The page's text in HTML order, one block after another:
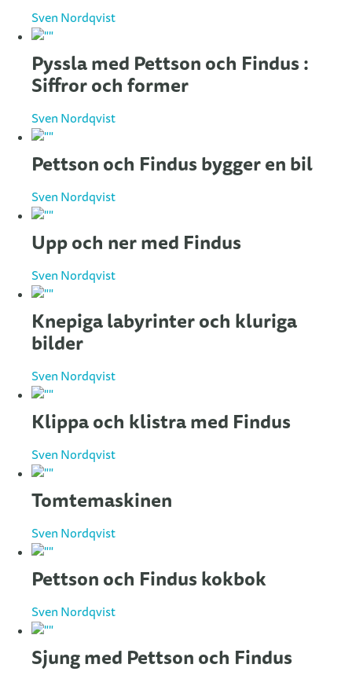
Sven Nordqvist
Pyssla med Pettson och Findus :
Siffror och former
Sven Nordqvist
Pettson och Findus bygger en bil
Sven Nordqvist
Upp och ner med Findus
Sven Nordqvist
Knepiga labyrinter och kluriga
bilder
Sven Nordqvist
Klippa och klistra med Findus
Sven Nordqvist
Tomtemaskinen
Sven Nordqvist
Pettson och Findus kokbok
Sven Nordqvist
Sjung med Pettson och Findus